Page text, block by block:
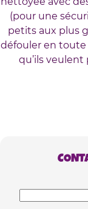
(pour une
petits aux plus
défouler en
qu’ils